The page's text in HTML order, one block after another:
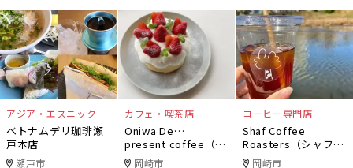
アジア・エスニック
ベトナムデリ珈琲瀬
戸本店
瀬戸市
カフェ・喫茶店
Oniwa De…
present coffee（オ
ニワデ）
岡崎市
コーヒー専門店
Shaf Coffee
Roasters（シャフコ
ーヒーロースター
岡崎市